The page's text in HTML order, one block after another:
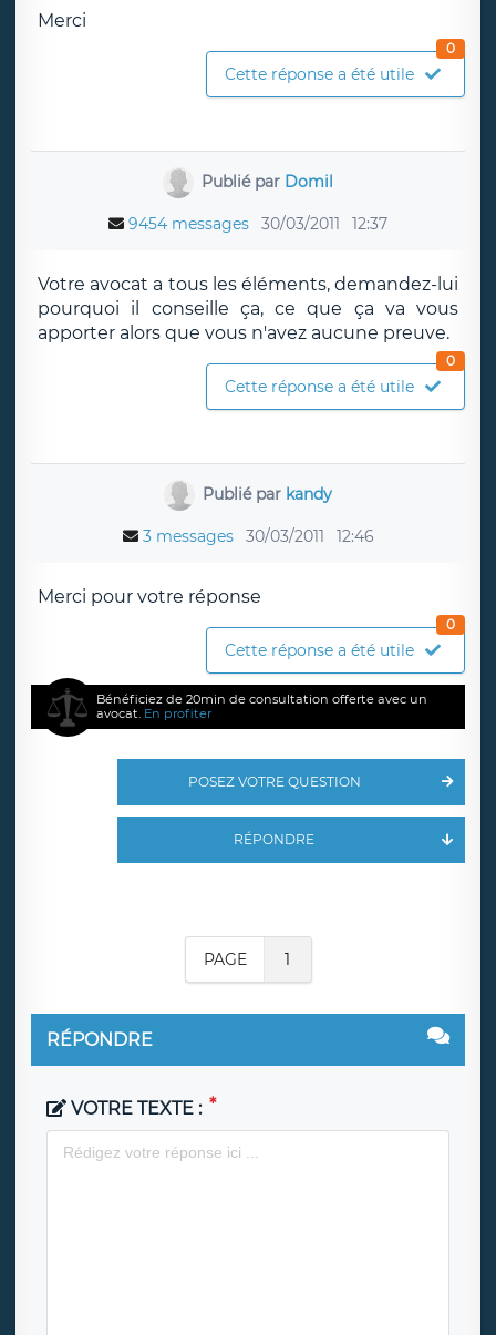
Merci
Cette réponse a été utile
0
Publié par Domil
9454 messages 30/03/2011 12:37
Votre avocat a tous les éléments, demandez-lui
pourquoi il conseille ça, ce que ça va vous
apporter alors que vous n'avez aucune preuve.
Cette réponse a été utile
0
Publié par kandy
3 messages 30/03/2011 12:46
Merci pour votre réponse
Cette réponse a été utile
0
Bénéficiez de 20min de consultation offerte avec un
avocat. En profiter
POSEZ VOTRE QUESTION
RÉPONDRE
PAGE 1
RÉPONDRE
VOTRE TEXTE :